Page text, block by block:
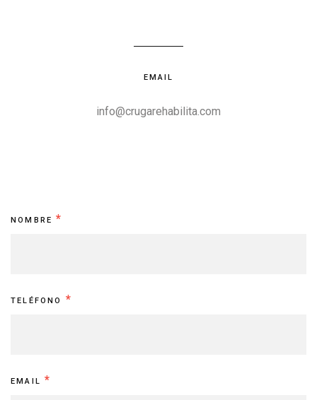
EMAIL
info@crugarehabilita.com
Contacto
NOMBRE*
TELÉFONO *
EMAIL*